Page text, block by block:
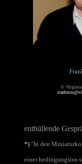
© Virginia
enthüllende
*) "In den
einer bedingungslos